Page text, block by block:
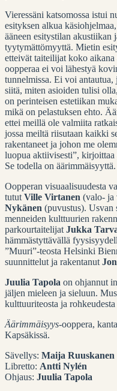
Vieressäni katsomossa istui
esityksen alkua
ääneen esitystilan akustiikan
tyytymättömyyttä. Mietin
etteivät taiteilijat koko aikana
oopperaa ei voi lähestyä
tunnelmissa. Ei voi
siitä, miten asioiden tulisi
on perinteisen estetiikan
mikä on pelastuksen ehto.
ettei meillä ole valmiita
jossa meiltä riisutaan kaikki
rakentaneet ja johon me
luopua aktiivisesti”, kirjoittaa
Se todella on
Oopperan visuaalisuudesta
tutut Ville Virtanen (valo- ja
Nykänen (puvustus). Usvan
menneiden kulttuurien
parkourtaitelijat Jukka
hämmästyttävällä
”Muuri”-teosta Helsinki
suunnittelut ja rakentanut
Juulia Tapola on ohjannut
jäljen mieleen ja sieluun.
kulttuuriteosta ja
Äärimmäisyys-ooppera,
Kapsäkissä.
Sävellys: Maija Ruuskanen
Libretto: Antti Nylén
Ohjaus: Juulia Tapola